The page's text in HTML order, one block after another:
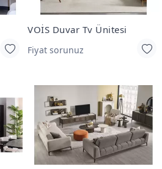
VOİS Duvar Tv Ünitesi
Fiyat sorunuz